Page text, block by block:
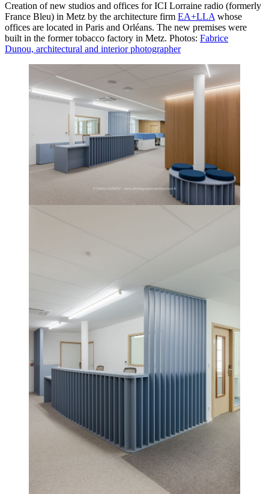
Creation of new studios and offices for ICI Lorraine radio (formerly
France Bleu) in Metz by the architecture firm EA+LLA whose
offices are located in Paris and Orléans. The new premises were
built in the former tobacco factory in Metz. Photos: Fabrice
Dunou, architectural and interior photographer